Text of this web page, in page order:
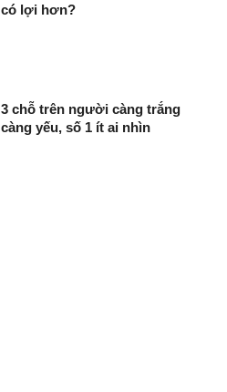
có lợi hơn?
3 chỗ trên người càng trắng
càng yếu, số 1 ít ai nhìn